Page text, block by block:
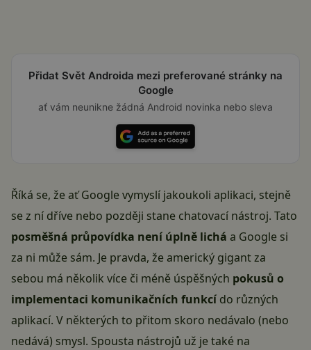
Přidat Svět Androida mezi preferované stránky na
Google
ať vám neunikne žádná Android novinka nebo sleva
Říká se, že ať Google vymyslí jakoukoli aplikaci, stejně
se z ní dříve nebo později stane chatovací nástroj. Tato
posměšná průpovídka není úplně lichá a Google si
za ni může sám. Je pravda, že americký gigant za
sebou má několik více či méně úspěšných pokusů o
implementaci komunikačních funkcído různých
aplikací. V některých to přitom skoro nedávalo (nebo
nedává) smysl. Spousta nástrojů už je také na